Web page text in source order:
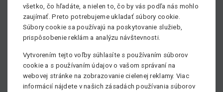
Diesel
všetko, čo hľadáte, a nielen to, čo by vás podľa nás mohlo
zaujímať. Preto potrebujeme ukladať súbory cookie.
Súbory cookie sa používajú na poskytovanie služieb,
prispôsobenie reklám a analýzu návštevnosti.
Vytvorením tejto voľby súhlasíte s používaním súborov
cookie a s používaním údajov o vašom správaní na
webovej stránke na zobrazovanie cielenej reklamy. Viac
informácií nájdete v našich zásadách používania súborov